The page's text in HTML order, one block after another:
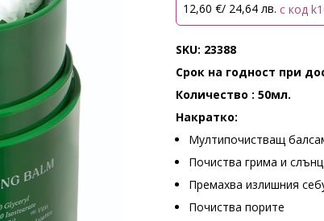
12,60 €/ 24,64 лв. с код
SKU: 23388
Срок на годност при
Количество : 50мл.
Накратко:
Мултипочистващ
Почиства грима и
Премахва излишния
Почиства порите